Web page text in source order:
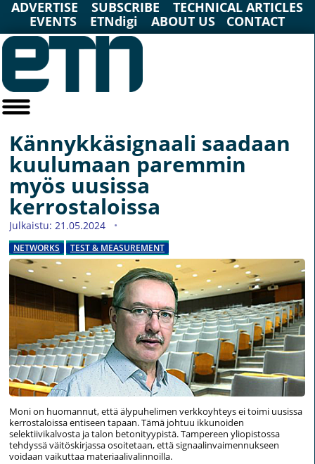
ADVERTISE SUBSCRIBE
TECHNICAL ARTICLES
EVENTS
ETNdigi ABOUT US CONTACT
Kännykkäsignaali saadaan
kuulumaan paremmin
myös uusissa
kerrostaloissa
Julkaistu: 21.05.2024
NETWORKS TEST & MEASUREMENT
Moni on huomannut, että älypuhelimen verkkoyhteys ei toimi uusissa
kerrostaloissa entiseen tapaan. Tämä johtuu ikkunoiden
selektiivikalvosta ja talon betonityypistä. Tampereen yliopistossa
tehdyssä väitöskirjassa osoitetaan, että signaalinvaimennukseen
voidaan vaikuttaa materiaalivalinnoilla.